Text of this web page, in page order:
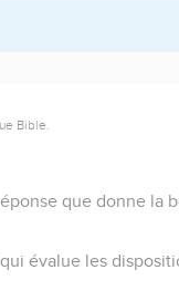
Bible.
que donne la
évalue les